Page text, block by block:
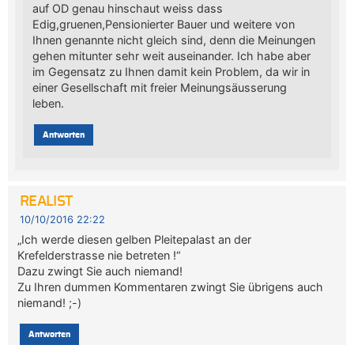
auf OD genau hinschaut weiss dass
Edig,gruenen,Pensionierter Bauer und weitere von
Ihnen genannte nicht gleich sind, denn die Meinungen
gehen mitunter sehr weit auseinander. Ich habe aber
im Gegensatz zu Ihnen damit kein Problem, da wir in
einer Gesellschaft mit freier Meinungsäusserung
leben.
Antworten
REALIST
10/10/2016 22:22
„Ich werde diesen gelben Pleitepalast an der
Krefelderstrasse nie betreten !“
Dazu zwingt Sie auch niemand!
Zu Ihren dummen Kommentaren zwingt Sie übrigens auch
niemand! ;-)
Antworten